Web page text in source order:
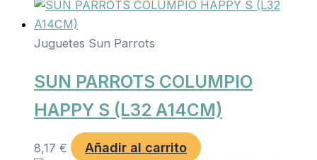
Juguetes Sun Parrots
SUN PARROTS COLUMPIO
HAPPY S (L32 A14CM)
8,17 € Añadir al carrito